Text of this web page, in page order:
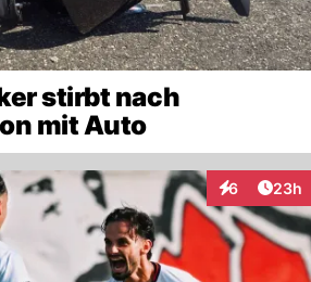
stirbt nach
mit Auto
6
Interaktionen
23h